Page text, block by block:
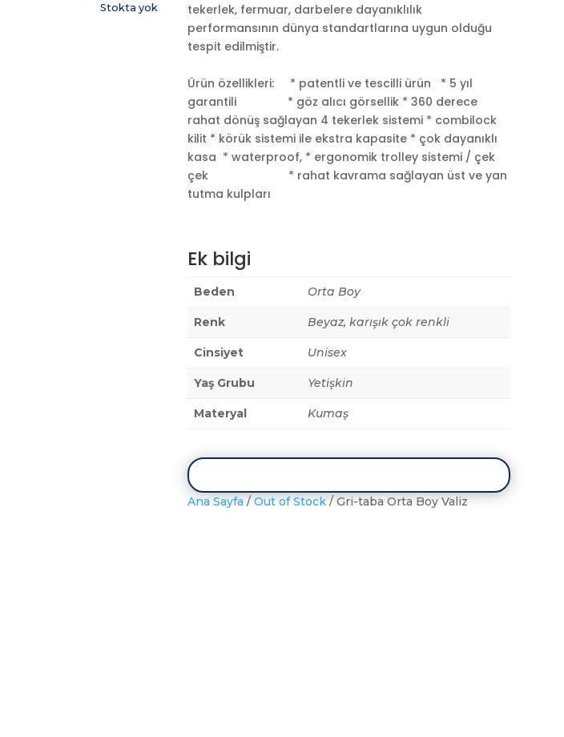
Stokta yok
tekerlek, fermuar, darbelere dayanıklılık
performansının dünya standartlarına uygun olduğu
tespit edilmiştir.
Ürün özellikleri: * patentli ve tescilli ürün * 5 yıl
garantili * göz alıcı görsellik * 360 derece
rahat dönüş sağlayan 4 tekerlek sistemi * combilock
kilit * körük sistemi ile ekstra kapasite * çok dayanıklı
kasa * waterproof, * ergonomik trolley sistemi / çek
çek * rahat kavrama sağlayan üst ve yan
tutma kulpları
Ek bilgi
Beden Orta Boy
Renk Beyaz, karışık çok renkli
Cinsiyet Unisex
Yaş Grubu Yetişkin
Materyal Kumaş
Ana Sayfa /Out of Stock/ Gri-taba Orta Boy Valiz